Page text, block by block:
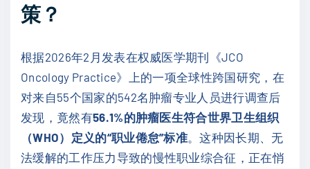
策？
根据2026年2月发表在权威医学期刊《JCO
Oncology Practice》上的一项全球性跨国研究，在
对来自55个国家的542名肿瘤专业人员进行调查后
发现，竟然有56.1%的肿瘤医生符合世界卫生组织
（WHO）定义的“职业倦怠”标准 。这种因长期、无
法缓解的工作压力导致的慢性职业综合征，正在悄